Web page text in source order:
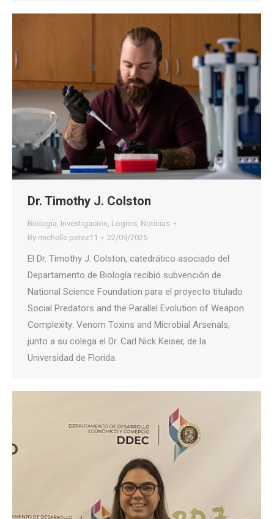
Dr. Timothy J. Colston
Biología, Investigación, Logros, Noticias
By michelle.perez11 22/09/2025
El Dr. Timothy J. Colston, catedrático asociado del
Departamento de Biología recibió subvención de
National Science Foundation para el proyecto titulado
Social Predators and the Parallel Evolution of Weapon
Complexity: Venom Toxins and Microbial Arsenals,
junto a su colega el Dr. Carl Nick Keiser, de la
Universidad de Florida.